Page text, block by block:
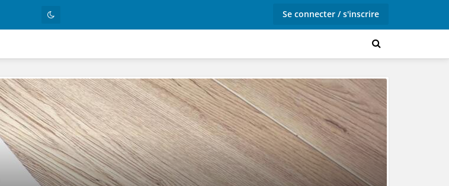
Se connecter / s'inscrire